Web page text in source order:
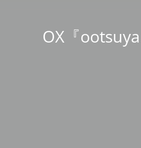
OX『